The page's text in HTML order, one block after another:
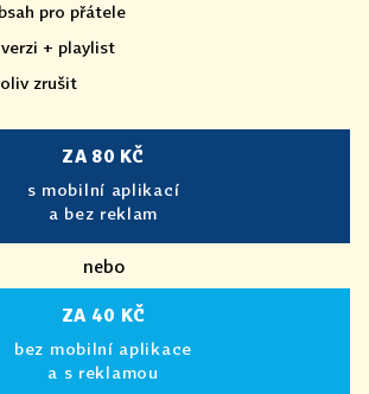
pro přátele
+ playlist
zrušit
ZA 80 KČ
s mobilní aplikací
a bez reklam
nebo
ZA 40 KČ
bez mobilní aplikace
a s reklamou